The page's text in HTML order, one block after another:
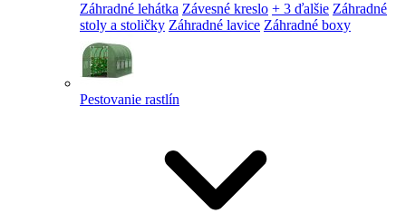
Záhradné lehátka Závesné kreslo + 3 ďalšie Záhradné
stoly a stoličky Záhradné lavice Záhradné boxy
Pestovanie rastlín